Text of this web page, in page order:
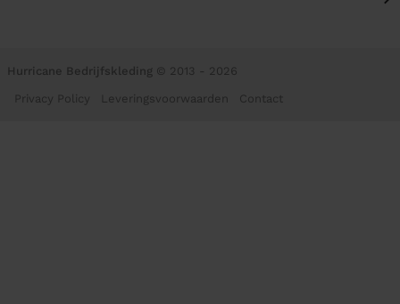
Hurricane Bedrijfskleding © 2013 - 2026
Privacy Policy Leveringsvoorwaarden Contact